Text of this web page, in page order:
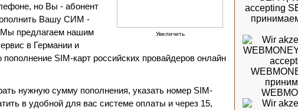
Увеличить
но Вы - абонент
Вашу СИМ -
Мы предлагаем нашим
в Германии и
SIM-карт российских провайдеров онлайн
нужную сумму пополнения, указать номер SIM-
в удобной для вас системе оплаты и через 15,